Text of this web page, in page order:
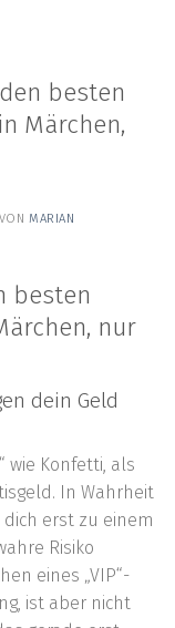
besten
Märchen,
VON MARIAN
besten
nur
dein Geld
wie Konfetti, als
In Wahrheit
erst zu einem
Risiko
eines „VIP“-
ist aber nicht